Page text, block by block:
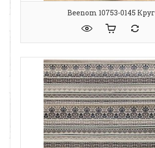
Beenom 10753-0145 Круг